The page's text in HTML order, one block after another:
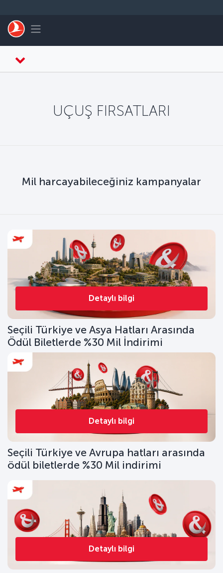
Toggle navigation
UÇUŞ FIRSATLARI
Mil harcayabileceğiniz kampanyalar
Detaylı bilgi
Seçili Türkiye ve Asya Hatları Arasında
Ödül Biletlerde %30 Mil İndirimi
Detaylı bilgi
Seçili Türkiye ve Avrupa hatları arasında
ödül biletlerde %30 Mil indirimi
Detaylı bilgi